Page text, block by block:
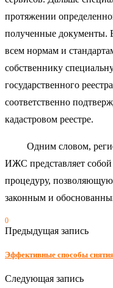
протяжении
полученные документы.
всем нормам и
собственнику
государственного
соответственно
кадастровом реестре.
Одним словом,
ИЖС представляет
процедуру, позволяющую
законным и
0
Предыдущая запись
Эффективные способы
Следующая запись